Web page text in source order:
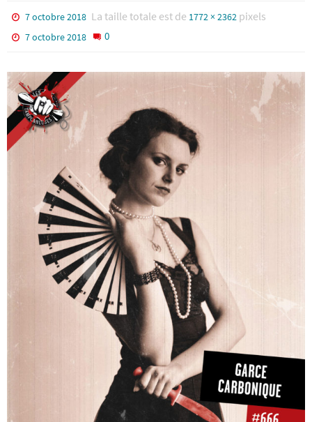
7 octobre 2018 La taille totale est de 1772 × 2362 pixels
7 octobre 2018 0